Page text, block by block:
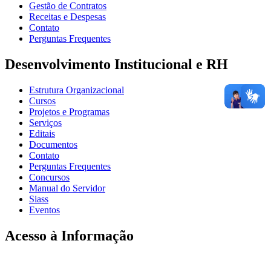
Gestão de Contratos
Receitas e Despesas
Contato
Perguntas Frequentes
Desenvolvimento Institucional e RH
Estrutura Organizacional
Cursos
Projetos e Programas
Serviços
Editais
Documentos
Contato
Perguntas Frequentes
Concursos
Manual do Servidor
Siass
Eventos
Acesso à Informação